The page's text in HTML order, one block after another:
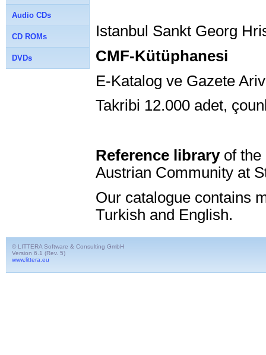
Istanbul Sankt Georg
CMF-Kütüphanesi
E-Katalog ve Gazete
Takribi 12.000 adet,
Reference libraryof the
Austrian Community at
Our catalogue contains
Turkish and English.
Audio CDs
CD ROMs
DVDs
© LITTERA Software & Consulting GmbH
Version 6.1 (Rev. 5)
www.littera.eu